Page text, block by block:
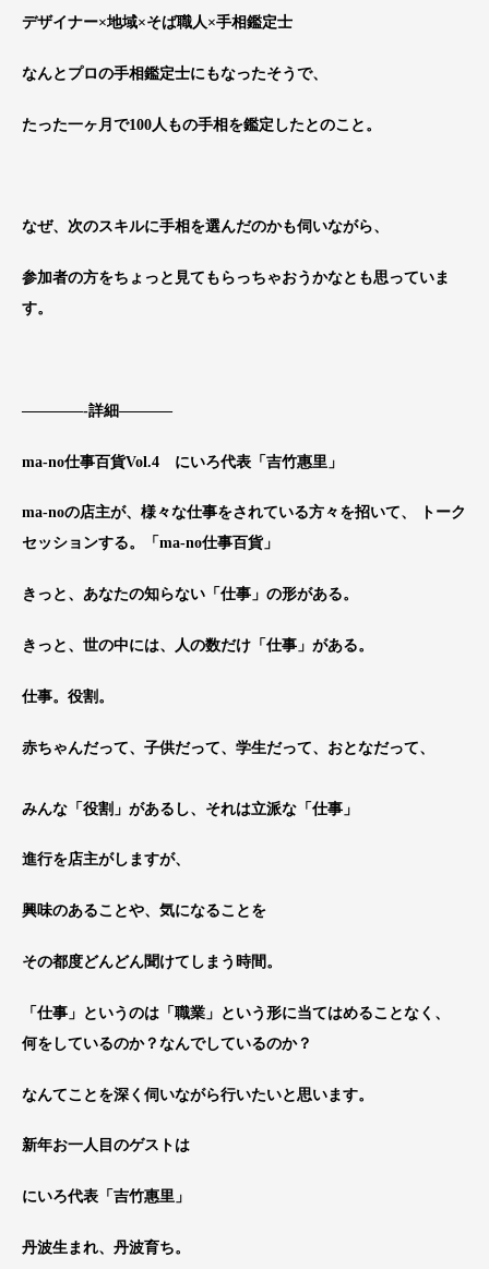
デザイナー×地域×そば職人×手相鑑定士
なんとプロの手相鑑定士にもなったそうで、
たった一ヶ月で100人もの手相を鑑定したとのこと。
なぜ、次のスキルに手相を選んだのかも伺いながら、
参加者の方をちょっと見てもらっちゃおうかなとも思っていま
す。
————-詳細———–
ma-no仕事百貨Vol.4 にいろ代表「吉竹惠里」
ma-noの店主が、様々な仕事をされている方々を招いて、 トーク
セッションする。「ma-no仕事百貨」
きっと、あなたの知らない「仕事」の形がある。
きっと、世の中には、人の数だけ「仕事」がある。
仕事。役割。
赤ちゃんだって、子供だって、学生だって、おとなだって、
みんな「役割」があるし、それは立派な「仕事」
進行を店主がしますが、
興味のあることや、気になることを
その都度どんどん聞けてしまう時間。
「仕事」というのは「職業」という形に当てはめることな く、
何をしているのか？なんでしているのか？
なんてことを深く伺いながら行いたいと思います。
新年お一人目のゲストは
にいろ代表「吉竹惠里」
丹波生まれ、丹波育ち。